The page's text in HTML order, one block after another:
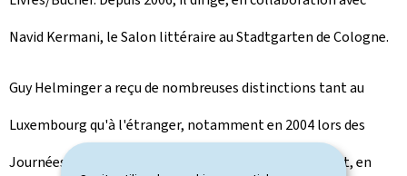
Navid Kermani, le Salon littéraire au Stadtgarten de Cologne.
Guy Helminger a reçu de nombreuses distinctions tant au
Luxembourg qu'à l'étranger, notamment en 2004 lors des
Journées de la littérature germanophone à Klagenfurt, en